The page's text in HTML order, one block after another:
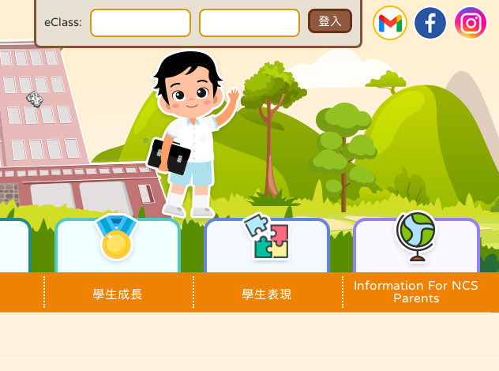
eClass:
學生成長 學生表現
Information For NCS
Parents